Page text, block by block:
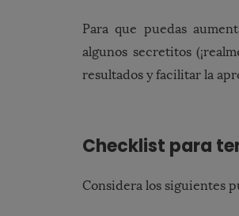
Para que puedas
algunos secretitos
resultados y facilitar la
Checklist para
Considera los siguientes